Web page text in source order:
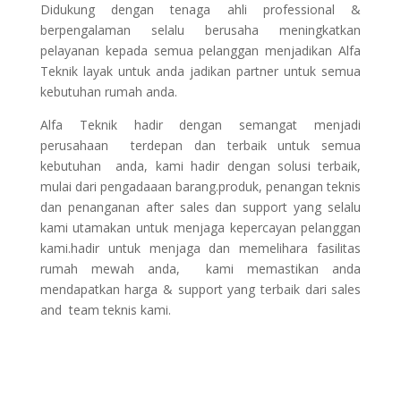
Didukung dengan tenaga ahli professional &
berpengalaman selalu berusaha meningkatkan
pelayanan kepada semua pelanggan menjadikan Alfa
Teknik layak untuk anda jadikan partner untuk semua
kebutuhan rumah anda.
Alfa Teknik hadir dengan semangat menjadi
perusahaan terdepan dan terbaik untuk semua
kebutuhan anda, kami hadir dengan solusi terbaik,
mulai dari pengadaaan barang.produk, penangan teknis
dan penanganan after sales dan support yang selalu
kami utamakan untuk menjaga kepercayan pelanggan
kami.hadir untuk menjaga dan memelihara fasilitas
rumah mewah anda, kami memastikan anda
mendapatkan harga & support yang terbaik dari sales
and team teknis kami.